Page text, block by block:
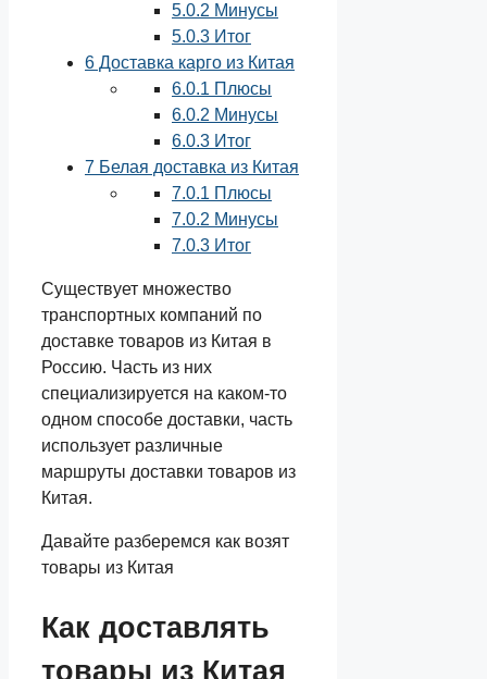
5.0.2 Минусы
5.0.3 Итог
6 Доставка карго из Китая
6.0.1 Плюсы
6.0.2 Минусы
6.0.3 Итог
7 Белая доставка из Китая
7.0.1 Плюсы
7.0.2 Минусы
7.0.3 Итог
Существует множество
транспортных компаний по
доставке товаров из Китая в
Россию. Часть из них
специализируется на каком-то
одном способе доставки, часть
использует различные
маршруты доставки товаров из
Китая.
Давайте разберемся как возят
товары из Китая
Как доставлять
товары из Китая